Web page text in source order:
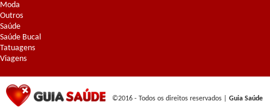
Moda
Outros
Saúde
Saúde Bucal
Tatuagens
Viagens
©2016 - Todos os direitos reservados | Guia Saúde